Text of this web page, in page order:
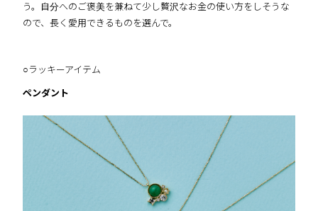
う。自分へのご褒美を兼ねて少し贅沢なお金の使い方をしそうな
ので、長く愛用できるものを選んで。
○ラッキーアイテム
ペンダント